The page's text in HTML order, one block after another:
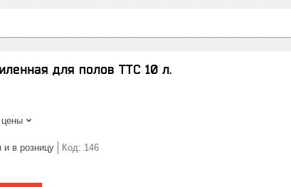
для полов ТТС 10 л.
цены
и в розницу Код: 146